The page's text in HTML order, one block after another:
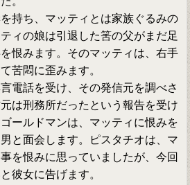
持ち、マッティとは家族ぐるみの
ィの娘は引退した筈の父がまだ足
恨みます。そのマッティは、右手
苦悶に歪みます。
電話を受け、その発信元を調べさ
は刑務所だったという報告を受け
ールドマンは、マッティに恨みを
と面会します。ピスタチオは、マ
を恨みに思っていましたが、今回
彼女に告げます。